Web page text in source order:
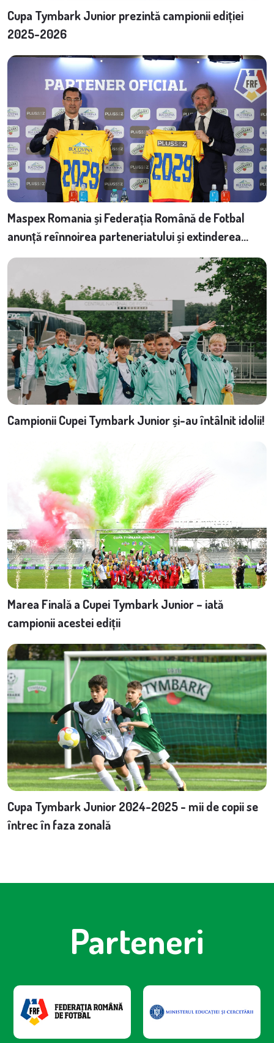
Cupa Tymbark Junior prezintă campionii ediției
2025-2026
Maspex Romania și Federația Română de Fotbal
anunță reînnoirea parteneriatului și extinderea
portofoliului de branduri implicate în susținerea
Campionii Cupei Tymbark Junior și-au întâlnit idolii!
Marea Finală a Cupei Tymbark Junior – iată
campionii acestei ediții
Cupa Tymbark Junior 2024-2025 - mii de copii se
întrec în faza zonală
Parteneri